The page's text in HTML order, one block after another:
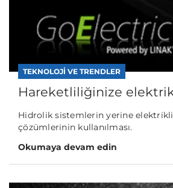
TEKNOLOJI VE TRENDLER
Hareketliliğinize
Hidrolik sistemlerin yerine
çözümlerinin kullanılması.
Okumaya devam edin